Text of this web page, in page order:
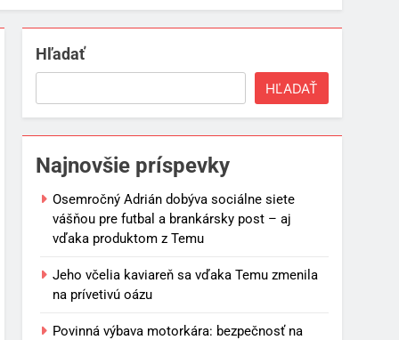
Hľadať
HĽADAŤ
Najnovšie príspevky
Osemročný Adrián dobýva sociálne siete
vášňou pre futbal a brankársky post – aj
vďaka produktom z Temu
Jeho včelia kaviareň sa vďaka Temu zmenila
na prívetivú oázu
Povinná výbava motorkára: bezpečnosť na